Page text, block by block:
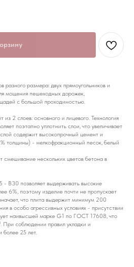
разного размера: двух прямоугольников и
мощения пешеходных дорожек,
с большой проходимостью.
из 2 слоев: основного и лицевого. Технология
поэтапно уплотнить слои, что увеличивает
содержит высокопрочный цемент и
толщины) - мелкофракционный песок, белый
смешивание нескольких цветов бетона в
- B30 позволяет выдерживать высокие
6%, поэтому изделие почти не пропускает
что плита выдержит минимум 200
в особо агрессивных условиях - присутствии
наивысшей марке G1 по ГОСТ 17608, что
При соблюдении правил укладки и
более 25 лет.